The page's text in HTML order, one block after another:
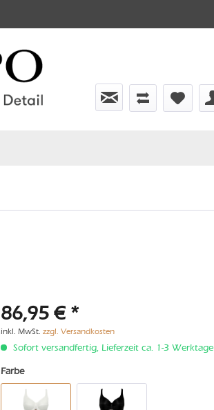
86,95 € *
inkl. MwSt.zzgl. Versandkosten
Sofort versandfertig, Lieferzeit ca. 1-3 Werktage
Farbe